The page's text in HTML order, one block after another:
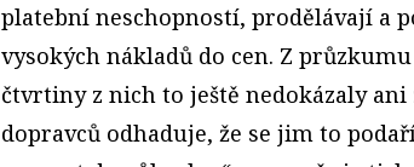
platební neschopností, prodělávají a
vysokých nákladů do cen. Z
čtvrtiny z nich to ještě nedokázaly ani
dopravců odhaduje, že se jim to